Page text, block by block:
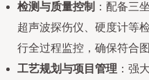
检测与质量控制 ：配备三
超声波探伤仪、硬度计等
行全过程监控，确保符合
工艺规划与项目管理 ：强